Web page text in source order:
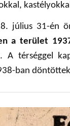
július 31-én
a terület
A térséggel
ban